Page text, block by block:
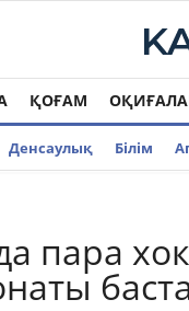
ҚОҒАМ
Денсаулық Білім
пара